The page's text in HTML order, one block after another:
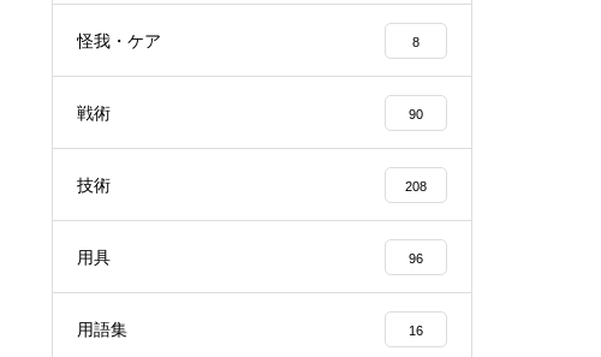
怪我・ケア 8
戦術 90
技術 208
用具 96
用語集 16